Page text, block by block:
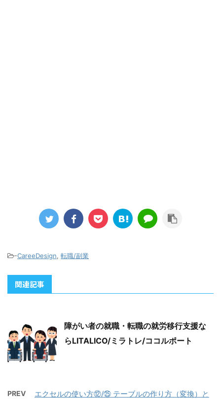
-CareeDesign, 転職/副業
関連記事
障がい者の就職・転職の就労移行支援な
らLITALICO/ミラトレ/ココルポート
PREV
エクセルの使い方⑫/㉕ テーブルの作り方（変換）と